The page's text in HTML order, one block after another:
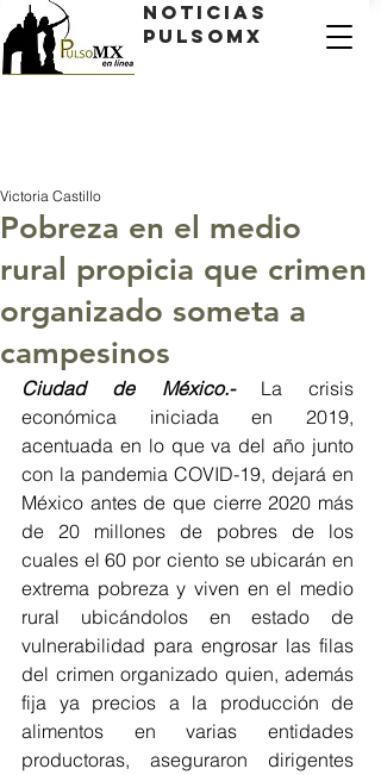
Noticias
PulsoMX
Pobreza en el medio
rural propicia que crimen
organizado someta a
campesinos
Victoria Castillo
Ciudad de México.- La crisis
económica iniciada en 2019,
acentuada en lo que va del año junto
con la pandemia COVID-19, dejará en
México antes de que cierre 2020 más
de 20 millones de pobres de los
cuales el 60 por ciento se ubicarán en
extrema pobreza y viven en el medio
rural ubicándolos en estado de
vulnerabilidad para engrosar las filas
del crimen organizado quien, además
fija ya precios a la producción de
alimentos en varias entidades
productoras, aseguraron dirigentes